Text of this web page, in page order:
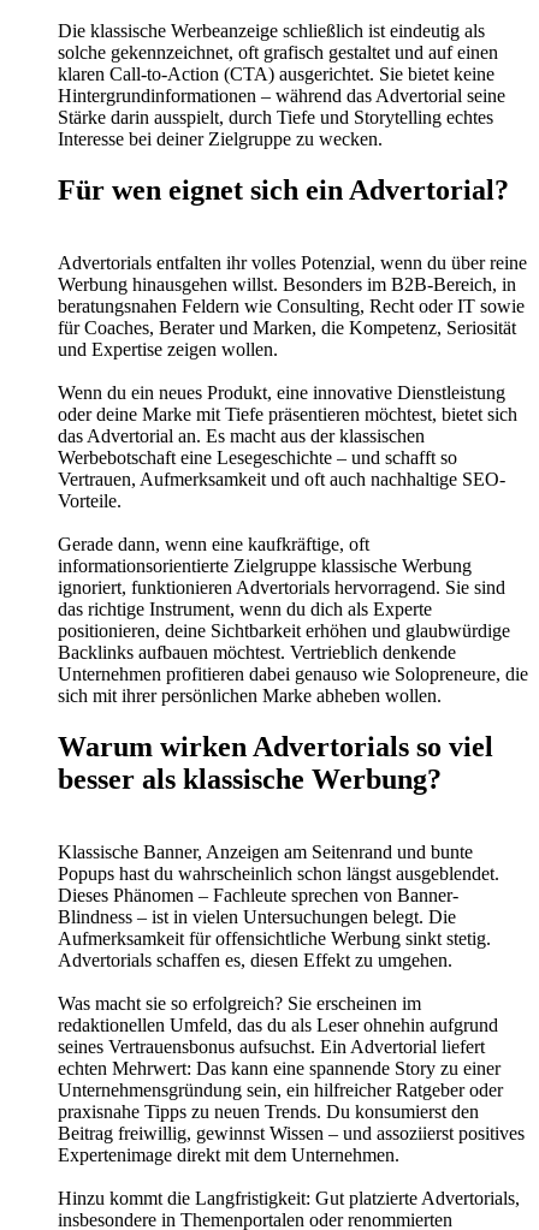
Die klassische Werbeanzeige schließlich ist eindeutig als
solche gekennzeichnet, oft grafisch gestaltet und auf einen
klaren Call-to-Action (CTA) ausgerichtet. Sie bietet keine
Hintergrundinformationen – während das Advertorial seine
Stärke darin ausspielt, durch Tiefe und Storytelling echtes
Interesse bei deiner Zielgruppe zu wecken.
Für wen eignet sich ein Advertorial?
Advertorials entfalten ihr volles Potenzial, wenn du über reine
Werbung hinausgehen willst. Besonders im B2B-Bereich, in
beratungsnahen Feldern wie Consulting, Recht oder IT sowie
für Coaches, Berater und Marken, die Kompetenz, Seriosität
und Expertise zeigen wollen.
Wenn du ein neues Produkt, eine innovative Dienstleistung
oder deine Marke mit Tiefe präsentieren möchtest, bietet sich
das Advertorial an. Es macht aus der klassischen
Werbebotschaft eine Lesegeschichte – und schafft so
Vertrauen, Aufmerksamkeit und oft auch nachhaltige SEO-
Vorteile.
Gerade dann, wenn eine kaufkräftige, oft
informationsorientierte Zielgruppe klassische Werbung
ignoriert, funktionieren Advertorials hervorragend. Sie sind
das richtige Instrument, wenn du dich als Experte
positionieren, deine Sichtbarkeit erhöhen und glaubwürdige
Backlinks aufbauen möchtest. Vertrieblich denkende
Unternehmen profitieren dabei genauso wie Solopreneure, die
sich mit ihrer persönlichen Marke abheben wollen.
Warum wirken Advertorials so viel
besser als klassische Werbung?
Klassische Banner, Anzeigen am Seitenrand und bunte
Popups hast du wahrscheinlich schon längst ausgeblendet.
Dieses Phänomen – Fachleute sprechen von Banner-
Blindness – ist in vielen Untersuchungen belegt. Die
Aufmerksamkeit für offensichtliche Werbung sinkt stetig.
Advertorials schaffen es, diesen Effekt zu umgehen.
Was macht sie so erfolgreich? Sie erscheinen im
redaktionellen Umfeld, das du als Leser ohnehin aufgrund
seines Vertrauensbonus aufsuchst. Ein Advertorial liefert
echten Mehrwert: Das kann eine spannende Story zu einer
Unternehmensgründung sein, ein hilfreicher Ratgeber oder
praxisnahe Tipps zu neuen Trends. Du konsumierst den
Beitrag freiwillig, gewinnst Wissen – und assoziierst positives
Expertenimage direkt mit dem Unternehmen.
Hinzu kommt die Langfristigkeit: Gut platzierte Advertorials,
insbesondere in Themenportalen oder renommierten